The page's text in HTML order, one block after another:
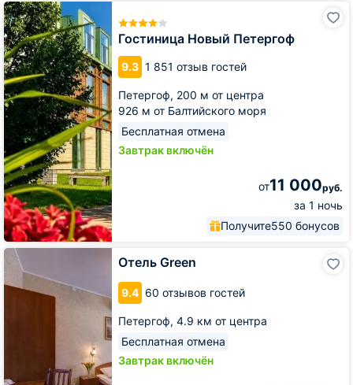
Гостиница Новый Петергоф
9.3 1 851 отзыв гостей
Петергоф, 200 м от центра
926 м от Балтийского моря
Бесплатная отмена
Завтрак включён
от11 000руб.
за 1 ночь
Получите550 бонусов
Гостиница
Новый
Петергоф
Отель Green
9.4 60 отзывов гостей
Петергоф, 4.9 км от центра
Бесплатная отмена
Завтрак включён
Отель
Green